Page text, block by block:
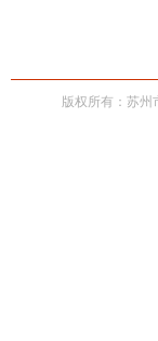
版权所有：苏